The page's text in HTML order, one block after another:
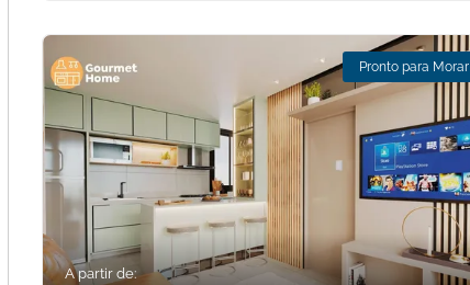
Pronto para Morar
A partir de: